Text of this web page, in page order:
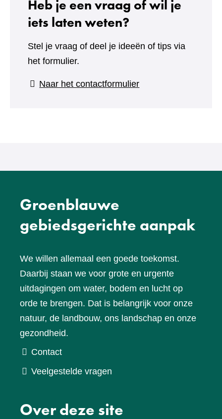
Heb je een vraag of wil je
iets laten weten?
Stel je vraag of deel je ideeën of tips via
het formulier.
Naar het contactformulier(verwijst
Groenblauwe
gebiedsgerichte aanpak
We willen allemaal een goede toekomst.
Daarbij staan we voor grote en urgente
uitdagingen om water, bodem en lucht op
orde te brengen. Dat is belangrijk voor onze
natuur, de landbouw, ons landschap en onze
gezondheid.
Contact
Veelgestelde vragen
Over deze site